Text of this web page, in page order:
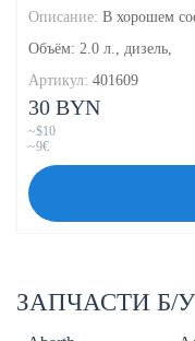
Описание: В хорошем
Объём: 2.0 л., дизель,
Артикул: 401609
30 BYN
~$10
~9€
ЗАПЧАСТИ Б/